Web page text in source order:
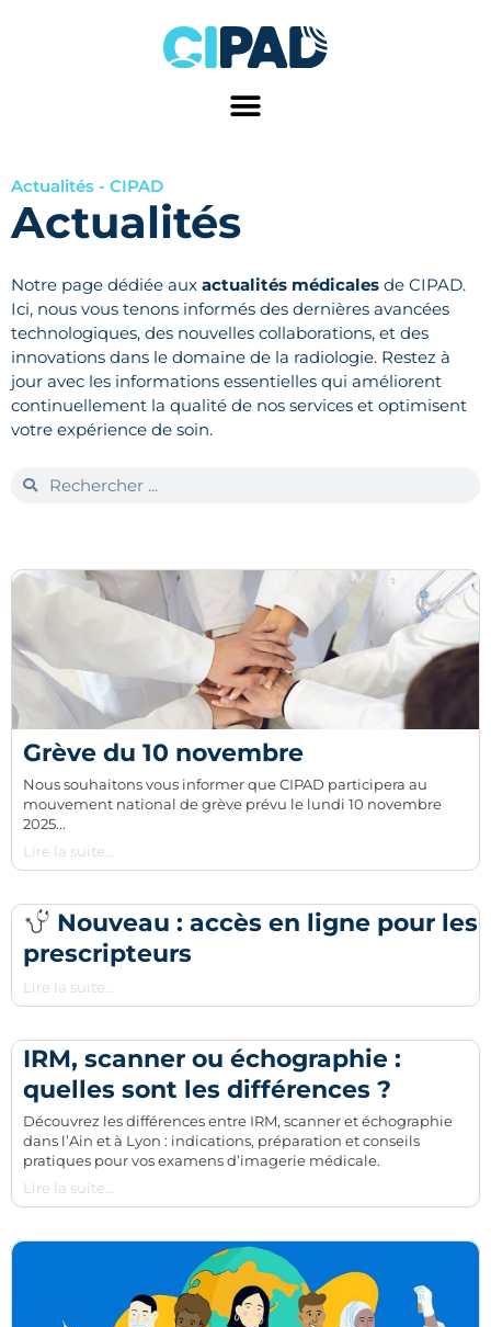
Actualités - CIPAD
Actualités
Notre page dédiée aux actualités médicales de CIPAD.
Ici, nous vous tenons informés des dernières avancées
technologiques, des nouvelles collaborations, et des
innovations dans le domaine de la radiologie. Restez à
jour avec les informations essentielles qui améliorent
continuellement la qualité de nos services et optimisent
votre expérience de soin.
Rechercher
Rechercher
Grève du 10 novembre
Nous souhaitons vous informer que CIPAD participera au
mouvement national de grève prévu le lundi 10 novembre
2025...
Lire la suite...
Nouveau : accès en ligne pour les
prescripteurs
Lire la suite...
IRM, scanner ou échographie :
quelles sont les différences ?
Découvrez les différences entre IRM, scanner et échographie
dans l’Ain et à Lyon : indications, préparation et conseils
pratiques pour vos examens d’imagerie médicale.
Lire la suite...
PagePage